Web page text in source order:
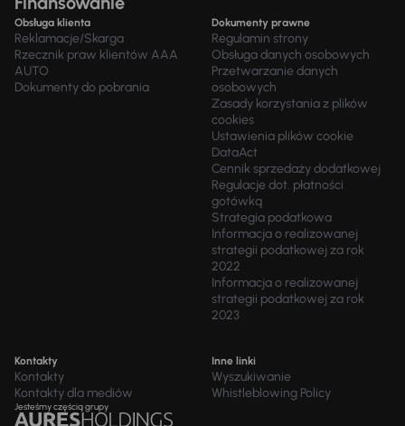
Obsługa klienta
Reklamacje/Skarga
Rzecznik praw klientów AAA
AUTO
Dokumenty do pobrania
Dokumenty prawne
Regulamin strony
Obsługa danych osobowych
Przetwarzanie danych
osobowych
Zasady korzystania z plików
cookies
Ustawienia plików cookie
DataAct
Cennik sprzedaży dodatkowej
Regulacje dot. płatności
gotówką
Strategia podatkowa
Informacja o realizowanej
strategii podatkowej za rok
2022
Informacja o realizowanej
strategii podatkowej za rok
2023
Kontakty
Kontakty
Kontakty dla mediów
Inne linki
Wyszukiwanie
Whistleblowing Policy
Jesteśmy częścią grupy